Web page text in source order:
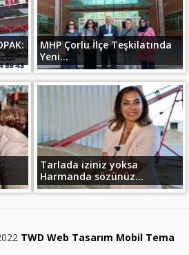
MHP Çorlu İlçe Teşkilatında
Yeni...
Tarlada iziniz yoksa
Harmanda sözünüz...
TWD Web Tasarım Mobil Tema